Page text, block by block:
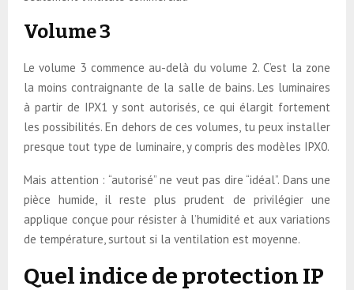
Volume 3
Le volume 3 commence au-delà du volume 2. C’est la zone
la moins contraignante de la salle de bains. Les luminaires
à partir de IPX1 y sont autorisés, ce qui élargit fortement
les possibilités. En dehors de ces volumes, tu peux installer
presque tout type de luminaire, y compris des modèles IPX0.
Mais attention : “autorisé” ne veut pas dire “idéal”. Dans une
pièce humide, il reste plus prudent de privilégier une
applique conçue pour résister à l’humidité et aux variations
de température, surtout si la ventilation est moyenne.
Quel indice de protection IP